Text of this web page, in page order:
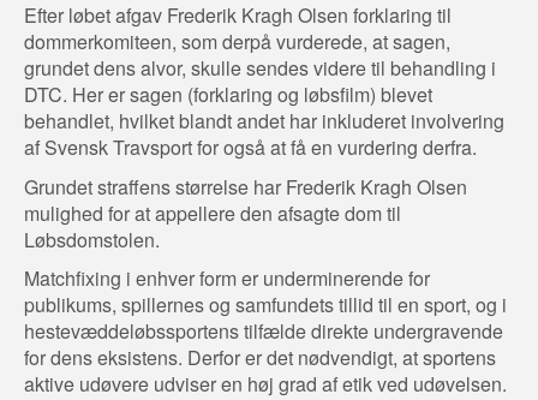
Efter løbet afgav Frederik Kragh Olsen forklaring til
dommerkomiteen, som derpå vurderede, at sagen,
grundet dens alvor, skulle sendes videre til behandling i
DTC. Her er sagen (forklaring og løbsfilm) blevet
behandlet, hvilket blandt andet har inkluderet involvering
af Svensk Travsport for også at få en vurdering derfra.
Grundet straffens størrelse har Frederik Kragh Olsen
mulighed for at appellere den afsagte dom til
Løbsdomstolen.
Matchfixing i enhver form er underminerende for
publikums, spillernes og samfundets tillid til en sport, og i
hestevæddeløbssportens tilfælde direkte undergravende
for dens eksistens. Derfor er det nødvendigt, at sportens
aktive udøvere udviser en høj grad af etik ved udøvelsen.